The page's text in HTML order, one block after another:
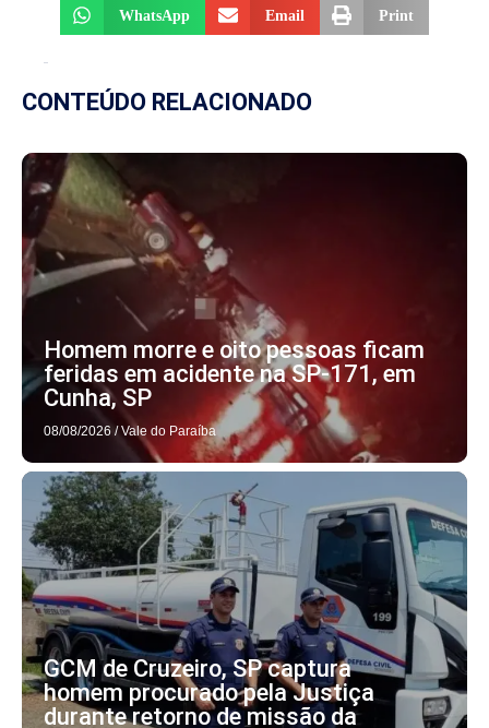
WhatsApp Email Print
CONTEÚDO RELACIONADO
Homem morre e oito pessoas ficam
feridas em acidente na SP-171, em
Cunha, SP
08/08/2026 / Vale do Paraíba
GCM de Cruzeiro, SP captura
homem procurado pela Justiça
durante retorno de missão da